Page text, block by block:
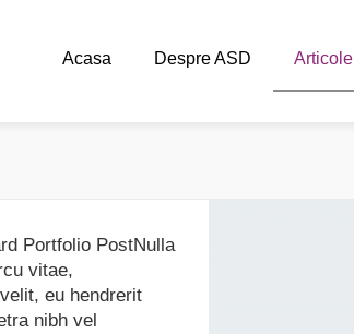
Acasa Despre ASD Articole
Portfolio PostNulla
vitae,
eu hendrerit
nibh vel